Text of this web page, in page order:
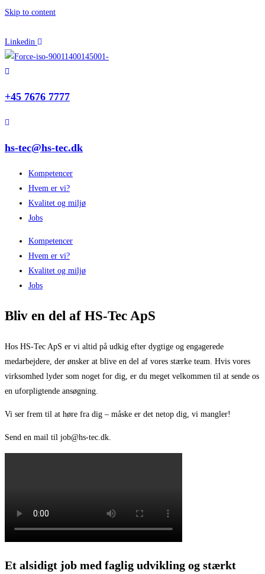
Skip to content
Linkedin
+45 7676 7777
hs-tec@hs-tec.dk
Kompetencer
Hvem er vi?
Kvalitet og miljø
Jobs
Kompetencer
Hvem er vi?
Kvalitet og miljø
Jobs
Bliv en del af HS-Tec ApS
Hos HS-Tec ApS er vi altid på udkig efter dygtige og engagerede
medarbejdere, der ønsker at blive en del af vores stærke team. Hvis vores
virksomhed lyder som noget for dig, er du meget velkommen til at sende os
en uforpligtende ansøgning.
Vi ser frem til at høre fra dig – måske er det netop dig, vi mangler!
Send en mail til job@hs-tec.dk.
Et alsidigt job med faglig udvikling og stærkt